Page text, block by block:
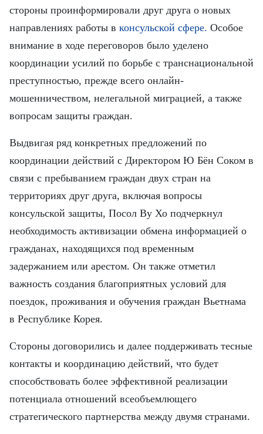
стороны проинформировали друг друга о новых
направлениях работы в консульской сфере. Особое
внимание в ходе переговоров было уделено
координации усилий по борьбе с транснациональной
преступностью, прежде всего онлайн-
мошенничеством, нелегальной миграцией, а также
вопросам защиты граждан.
Выдвигая ряд конкретных предложений по
координации действий с Директором Ю Бён Соком в
связи с пребыванием граждан двух стран на
территориях друг друга, включая вопросы
консульской защиты, Посол Ву Хо подчеркнул
необходимость активизации обмена информацией о
гражданах, находящихся под временным
задержанием или арестом. Он также отметил
важность создания благоприятных условий для
поездок, проживания и обучения граждан Вьетнама
в Республике Корея.
Стороны договорились и далее поддерживать тесные
контакты и координацию действий, что будет
способствовать более эффективной реализации
потенциала отношений всеобъемлющего
стратегического партнерства между двумя странами.